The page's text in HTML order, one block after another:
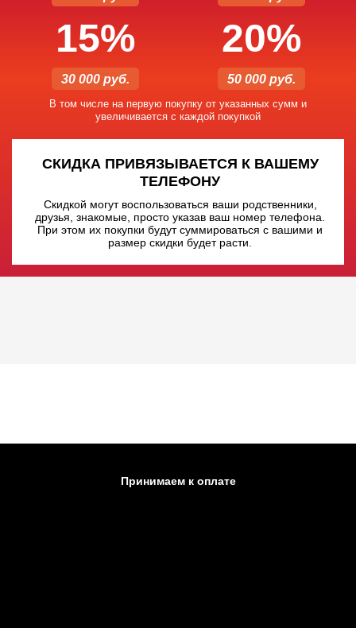
15%
30 000 руб.
20%
50 000 руб.
В том числе на первую покупку от указанных сумм и
увеличивается с каждой покупкой
СКИДКА ПРИВЯЗЫВАЕТСЯ К ВАШЕМУ
ТЕЛЕФОНУ
Скидкой могут воспользоваться ваши родственники,
друзья, знакомые, просто указав ваш номер телефона.
При этом их покупки будут суммироваться с вашими и
размер скидки будет расти.
Принимаем к оплате